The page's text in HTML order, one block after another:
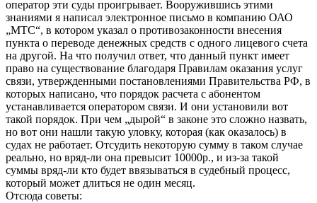
оператор эти суды проигрывает. Вооружившись этими
знаниями я написал электронное письмо в компанию ОАО
„МТС“, в котором указал о противозаконности внесения
пункта о переводе денежных средств с одного лицевого счета
на другой. На что получил ответ, что данный пункт имеет
право на существование благодаря Правилам оказания услуг
связи, утвержденными постановлениями Правительства РФ, в
которых написано, что порядок расчета с абонентом
устанавливается оператором связи. И они установили вот
такой порядок. При чем „дырой“ в законе это сложно назвать,
но вот они нашли такую уловку, которая (как оказалось) в
судах не работает. Отсудить некоторую сумму в таком случае
реально, но вряд-ли она превысит 10000р., и из-за такой
суммы вряд-ли кто будет ввязываться в судебный процесс,
который может длиться не один месяц.
Отсюда советы: